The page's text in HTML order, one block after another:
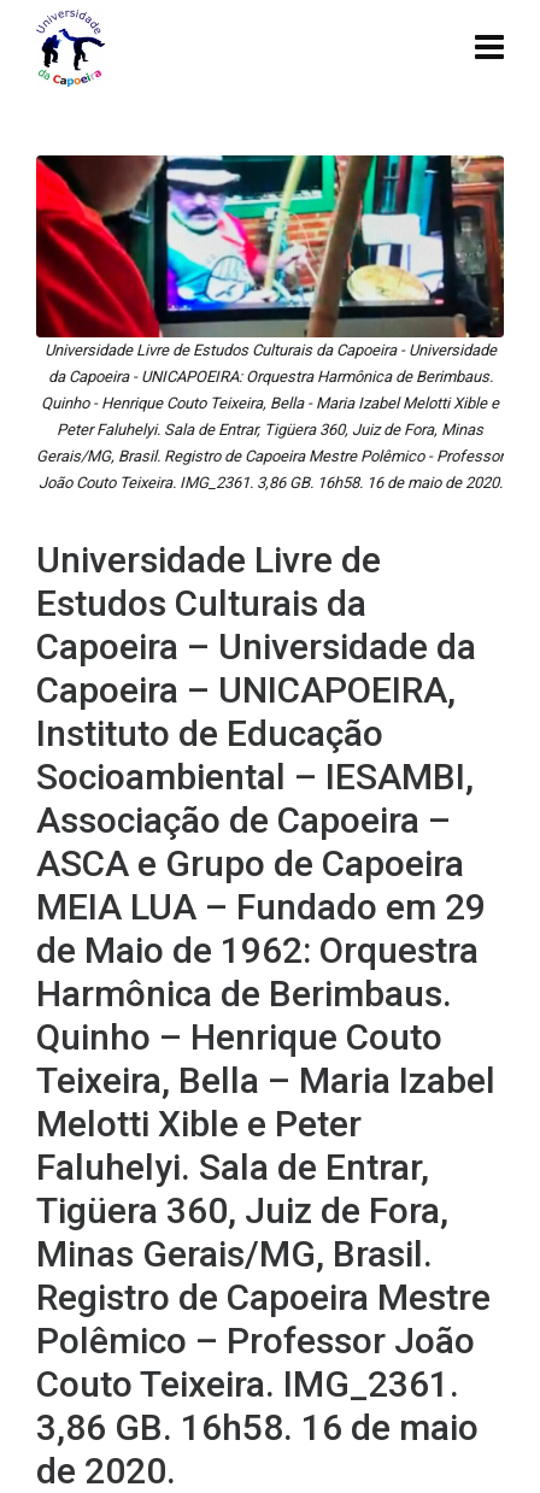
Universidade Livre de Estudos Culturais da Capoeira - Universidade
da Capoeira - UNICAPOEIRA: Orquestra Harmônica de Berimbaus.
Quinho - Henrique Couto Teixeira, Bella - Maria Izabel Melotti Xible e
Peter Faluhelyi. Sala de Entrar, Tigüera 360, Juiz de Fora, Minas
Gerais/MG, Brasil. Registro de Capoeira Mestre Polêmico - Professor
João Couto Teixeira. IMG_2361. 3,86 GB. 16h58. 16 de maio de 2020.
Universidade Livre de
Estudos Culturais da
Capoeira – Universidade da
Capoeira – UNICAPOEIRA,
Instituto de Educação
Socioambiental – IESAMBI,
Associação de Capoeira –
ASCA e Grupo de Capoeira
MEIA LUA – Fundado em 29
de Maio de 1962: Orquestra
Harmônica de Berimbaus.
Quinho – Henrique Couto
Teixeira, Bella – Maria Izabel
Melotti Xible e Peter
Faluhelyi. Sala de Entrar,
Tigüera 360, Juiz de Fora,
Minas Gerais/MG, Brasil.
Registro de Capoeira Mestre
Polêmico – Professor João
Couto Teixeira. IMG_2361.
3,86 GB. 16h58. 16 de maio
de 2020.